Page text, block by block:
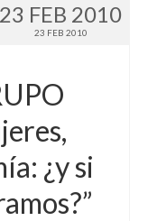
23 FEB 2010
23 FEB 2010
¿y si